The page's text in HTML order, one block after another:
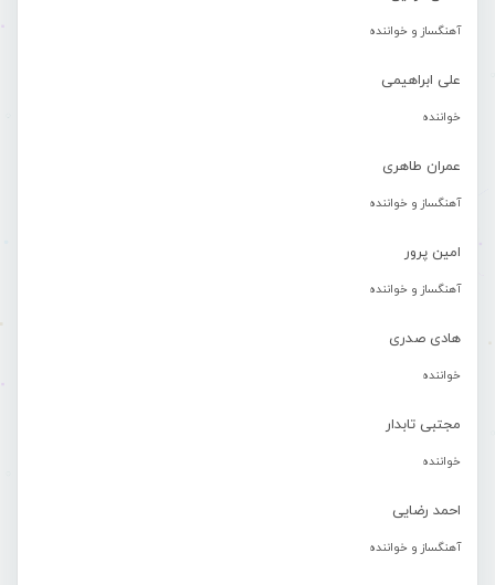
آهنگساز و خواننده
علی ابراهیمی
خواننده
عمران طاهری
آهنگساز و خواننده
امین پرور
آهنگساز و خواننده
هادی صدری
خواننده
مجتبی تابدار
خواننده
احمد رضایی
آهنگساز و خواننده